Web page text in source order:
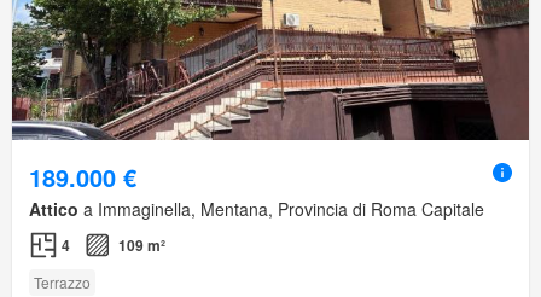
189.000 €
Attico a Immaginella, Mentana, Provincia di Roma Capitale
4 109 m²
Terrazzo